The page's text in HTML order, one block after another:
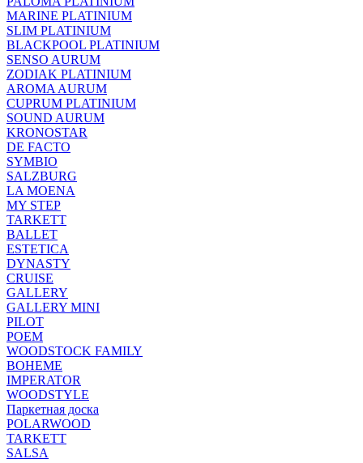
MARINE PLATINIUM
SLIM PLATINIUM
BLACKPOOL PLATINIUM
SENSO AURUM
ZODIAK PLATINIUM
AROMA AURUM
CUPRUM PLATINIUM
SOUND AURUM
KRONOSTAR
DE FACTO
SYMBIO
SALZBURG
LA MOENA
MY STEP
TARKETT
BALLET
ESTETICA
DYNASTY
CRUISE
GALLERY
GALLERY MINI
PILOT
POEM
WOODSTOCK FAMILY
BOHEME
IMPERATOR
WOODSTYLE
Паркетная доска
POLARWOOD
TARKETT
SALSA